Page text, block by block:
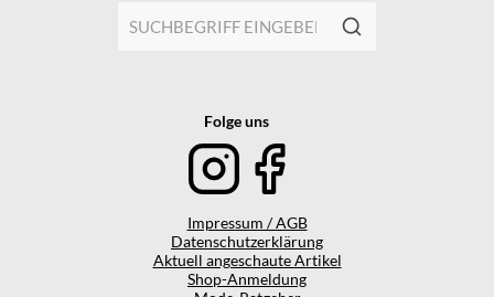
Folge uns
Impressum / AGB
Datenschutzerklärung
Aktuell angeschaute Artikel
Shop-Anmeldung